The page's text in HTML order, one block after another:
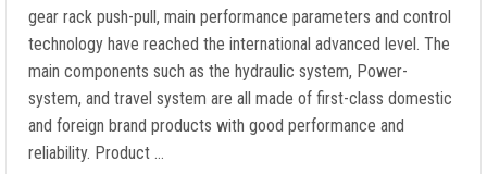
gear rack push-pull, main performance parameters and control
technology have reached the international advanced level. The
main components such as the hydraulic system, Power-
system, and travel system are all made of first-class domestic
and foreign brand products with good performance and
reliability. Product …